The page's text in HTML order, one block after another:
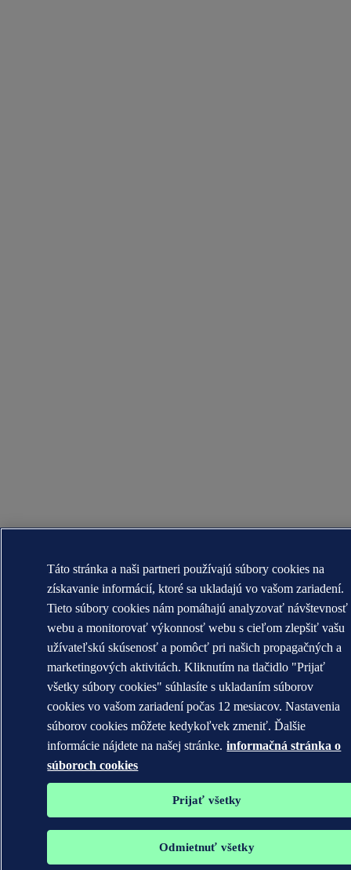
Táto stránka a naši partneri používajú súbory cookies na
získavanie informácií, ktoré sa ukladajú vo vašom zariadení.
Tieto súbory cookies nám pomáhajú analyzovať návštevnosť
webu a monitorovať výkonnosť webu s cieľom zlepšiť vašu
užívateľskú skúsenosť a pomôcť pri našich propagačných a
marketingových aktivitách. Kliknutím na tlačidlo "Prijať
všetky súbory cookies" súhlasíte s ukladaním súborov
cookies vo vašom zariadení počas 12 mesiacov. Nastavenia
súborov cookies môžete kedykoľvek zmeniť. Ďalšie
informácie nájdete na našej stránke. informačná stránka o
súboroch cookies
Prijať všetky
Odmietnuť všetky